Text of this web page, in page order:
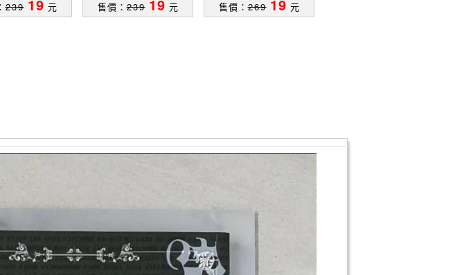
239 19 元 售價：239 19 元 售價：269 19 元